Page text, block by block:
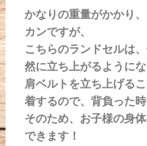
かなりの重量がかかり
カンですが、
こちらのランドセルは
然に立ち上がるように
肩ベルトを立ち上げる
着するので、背負った
そのため、お子様の身
できます！